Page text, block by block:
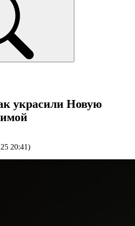
украсили Новую
20:41)